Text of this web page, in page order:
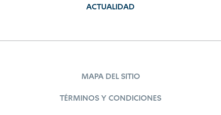
ACTUALIDAD
MAPA DEL SITIO
TÉRMINOS Y CONDICIONES